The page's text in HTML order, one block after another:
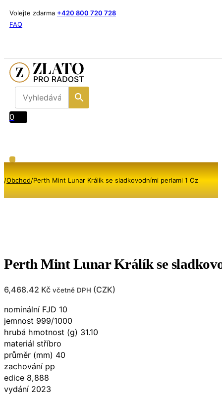
Volejte zdarma +420 800 720 728
FAQ
0
/Obchod/Perth Mint Lunar Králík se sladkovodními perlami 1 Oz
Perth Mint Lunar Králík se
6,468.42 Kč včetně DPH (CZK)
nominální FJD 10
jemnost 999/1000
hrubá hmotnost (g) 31.10
materiál stříbro
průměr (mm) 40
zachování pp
edice 8,888
vydání 2023